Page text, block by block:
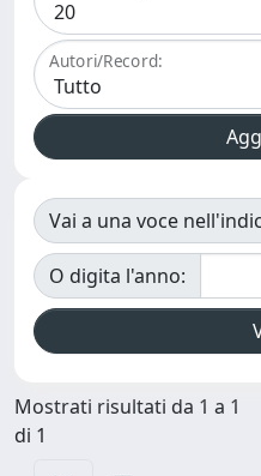
Autori/Record:
Vai a una voce
O digita l'anno:
Mostrati risultati da 1 a 1
di 1